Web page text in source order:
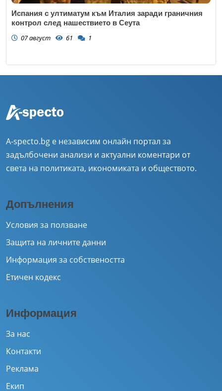
Испания с ултиматум към Италия заради граничния
контрол след нашествието в Сеута
07 август 61 1
A-specto.bg е независим онлайн портал за
задълбочени анализи и актуални коментари от
света на политиката, икономиката и обществото.
Допълнения
Условия за ползване
Защита на личните данни
Информация за собствеността
Етичен кодекс
Информация
За нас
Контакти
Реклама
Екип